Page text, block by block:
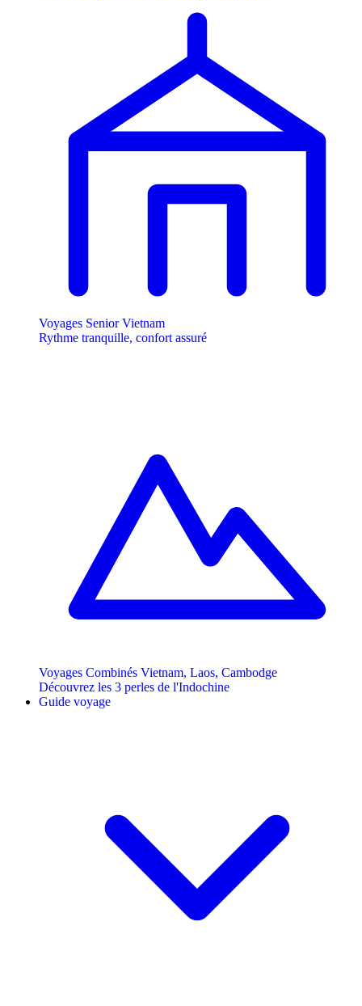
Voyages Senior Vietnam
Rythme tranquille, confort assuré
Voyages Combinés Vietnam, Laos, Cambodge
Découvrez les 3 perles de l'Indochine
Guide voyage